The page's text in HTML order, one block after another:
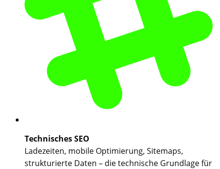
Technisches SEO
Ladezeiten, mobile Optimierung, Sitemaps,
strukturierte Daten – die technische Grundlage für